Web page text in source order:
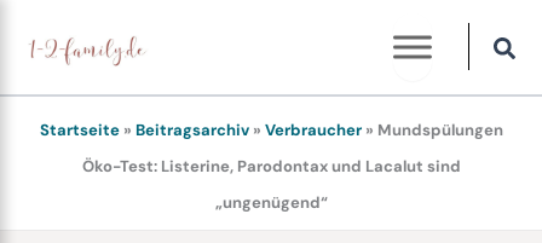
Inhalt
springen
Startseite» Beitragsarchiv» Verbraucher» Mundspülungen
Öko-Test: Listerine, Parodontax und Lacalut sind
„ungenügend“